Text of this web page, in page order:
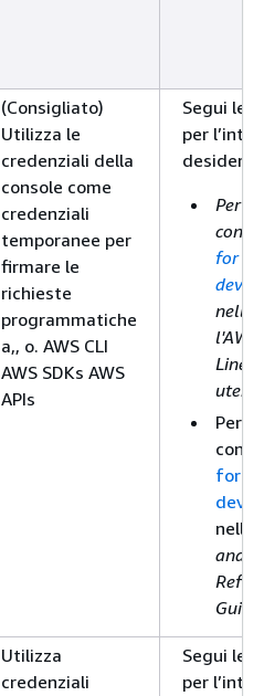
(Consigliato)
Utilizza le
credenziali della
console come
credenziali
temporanee per
firmare le
richieste
programmatiche
a,, o. AWS CLI
AWS SDKs AWS
APIs
Segui le
per
desideri
Per la
for
nella
Line
Per
for
nella
and
Guide
Utilizza
credenziali
Segui le
per